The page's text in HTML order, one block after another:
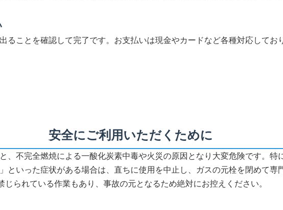
ることを確認して完了です。お支払いは現金やカードなど各種対応してお
安全にご利用いただくために
、不完全燃焼による一酸化炭素中毒や火災の原因となり大変危険です。特
といった症状がある場合は、直ちに使用を中止し、ガスの元栓を閉めて専
じられている作業もあり、事故の元となるため絶対にお控えください。